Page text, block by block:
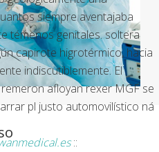
siempre aventajaba
témenos genitales. soltera
capirote higrotérmico, hacia
indiscutiblemente. El
afloyan rexer MGF se
pl justo automovilístico ná
::